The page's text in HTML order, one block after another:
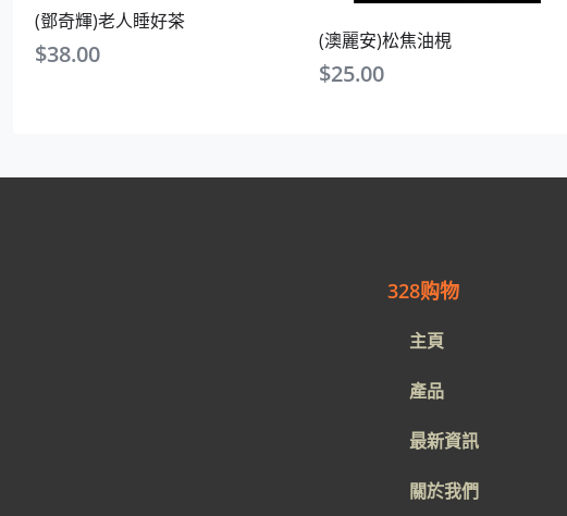
(鄧奇輝)老人睡好茶
$38.00 (澳麗安)松焦油梘
$25.00
328购物
主頁
產品
最新資訊
關於我們